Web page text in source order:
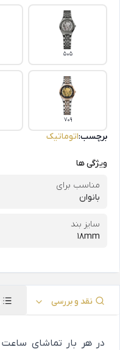
505
709
برچسب:اتوماتیک
ویژگی ها
مناسب برای
بانوان
سایز بند
18mm
نقد و بررسی